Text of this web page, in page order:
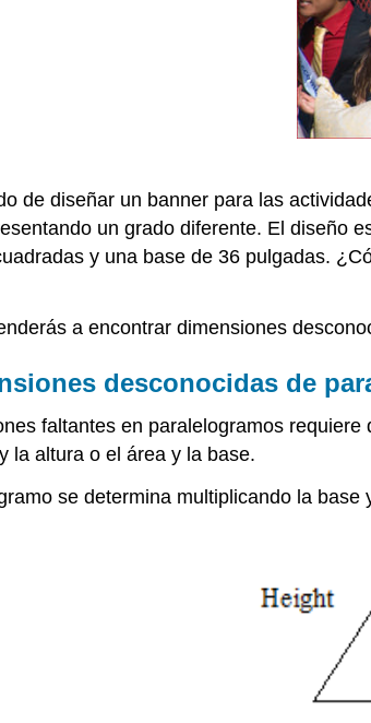
de diseñar un banner para las
un grado diferente. El diseño
y una base de 36 pulgadas.
a encontrar dimensiones
desconocidas de
faltantes en paralelogramos
la altura o el área y la base.
se determina multiplicando la base